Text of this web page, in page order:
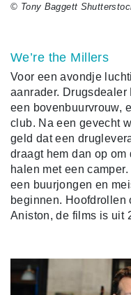
© Tony Baggett
We’re the Millers
Voor een avondje
aanrader.
een bovenbuurvrouw,
club. Na een gevecht
geld dat een
draagt hem dan op
halen met een
een buurjongen en
beginnen. Hoofdrollen
Aniston, de films is uit